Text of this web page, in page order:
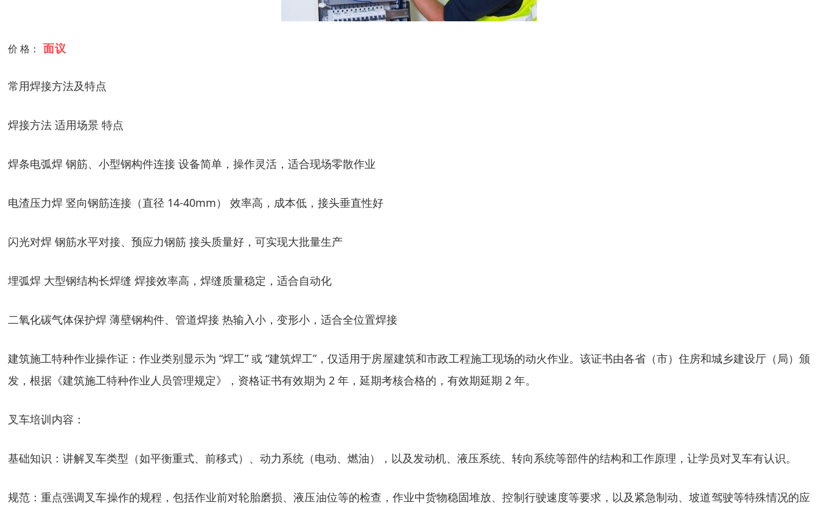
价 格： 面议
常用焊接方法及特点
焊接方法 适用场景 特点
焊条电弧焊 钢筋、小型钢构件连接 设备简单，操作灵活，适合现场零散作业
电渣压力焊 竖向钢筋连接（直径 14-40mm） 效率高，成本低，接头垂直性好
闪光对焊 钢筋水平对接、预应力钢筋 接头质量好，可实现大批量生产
埋弧焊 大型钢结构长焊缝 焊接效率高，焊缝质量稳定，适合自动化
二氧化碳气体保护焊 薄壁钢构件、管道焊接 热输入小，变形小，适合全位置焊接
建筑施工特种作业操作证：作业类别显示为 “焊工” 或 “建筑焊工”，仅适用于房屋建筑和市政工程施工现场的动火作业。该证书由各省（市）住房和城乡建设厅（局）颁
发，根据《建筑施工特种作业人员管理规定》，资格证书有效期为 2 年，延期考核合格的，有效期延期 2 年。
叉车培训内容：
基础知识：讲解叉车类型（如平衡重式、前移式）、动力系统（电动、燃油），以及发动机、液压系统、转向系统等部件的结构和工作原理，让学员对叉车有认识。
规范：重点强调叉车操作的规程，包括作业前对轮胎磨损、液压油位等的检查，作业中货物稳固堆放、控制行驶速度等要求，以及紧急制动、坡道驾驶等特殊情况的应